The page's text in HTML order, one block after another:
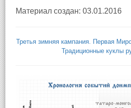
Материал создан: 03.01.2016
Третья зимняя кампания. Первая
Традиционные куклы